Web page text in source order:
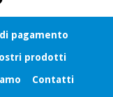
pagamento
prodotti
Contatti